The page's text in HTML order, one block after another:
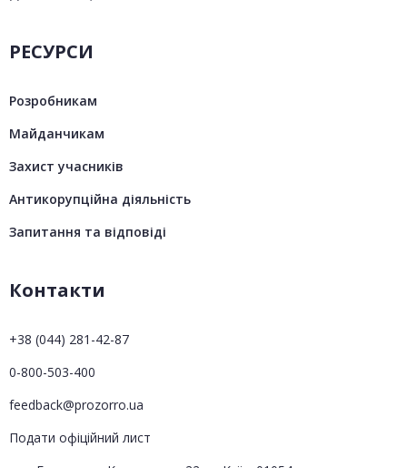
РЕСУРСИ
Розробникам
Майданчикам
Захист учасників
Антикорупційна діяльність
Запитання та відповіді
Контакти
+38 (044) 281-42-87
0-800-503-400
feedback@prozorro.ua
Подати офіційний лист